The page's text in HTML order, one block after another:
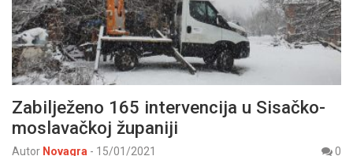
Zabilježeno 165 intervencija u Sisačko-
moslavačkoj županiji
Autor Novagra - 15/01/2021
0